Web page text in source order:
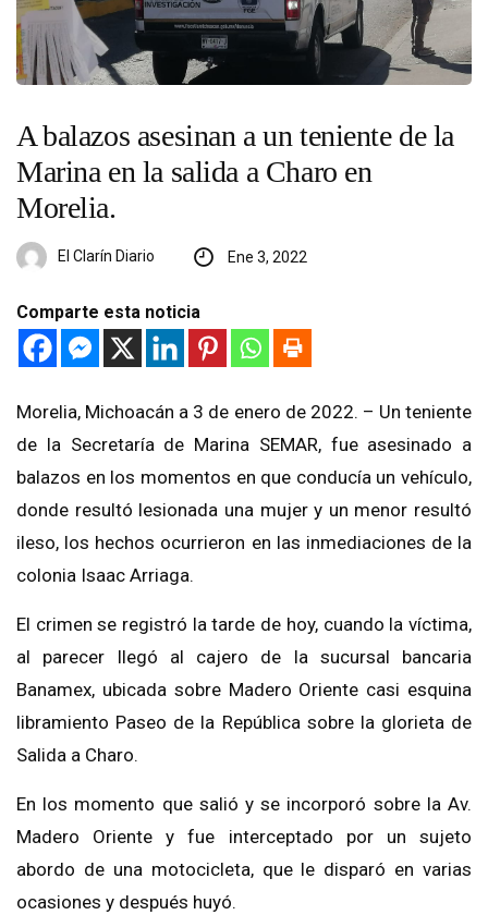
A balazos asesinan a un teniente de la
Marina en la salida a Charo en
Morelia.
El Clarín Diario Ene 3, 2022
Comparte esta noticia
Morelia, Michoacán a 3 de enero de 2022. – Un teniente
de la Secretaría de Marina SEMAR, fue asesinado a
balazos en los momentos en que conducía un vehículo,
donde resultó lesionada una mujer y un menor resultó
ileso, los hechos ocurrieron en las inmediaciones de la
colonia Isaac Arriaga.
El crimen se registró la tarde de hoy, cuando la víctima,
al parecer llegó al cajero de la sucursal bancaria
Banamex, ubicada sobre Madero Oriente casi esquina
libramiento Paseo de la República sobre la glorieta de
Salida a Charo.
En los momento que salió y se incorporó sobre la Av.
Madero Oriente y fue interceptado por un sujeto
abordo de una motocicleta, que le disparó en varias
ocasiones y después huyó.